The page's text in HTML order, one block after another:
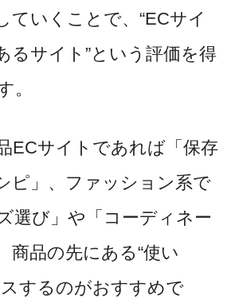
ていくことで、“ECサイ
るサイト”という評価を得
。
ECサイトであれば「保存
ピ」、ファッション系で
選び」や「コーディネー
商品の先にある“使い
するのがおすすめで